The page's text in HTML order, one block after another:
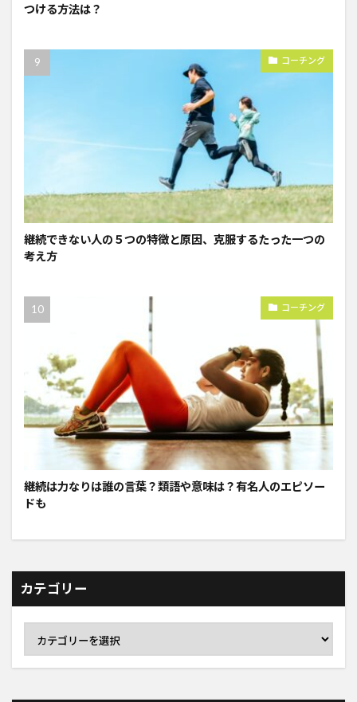
つける方法は？
コーチング
継続できない人の５つの特徴と原因、克服するたった一つの
考え方
コーチング
継続は力なりは誰の言葉？類語や意味は？有名人のエピソー
ドも
カテゴリー